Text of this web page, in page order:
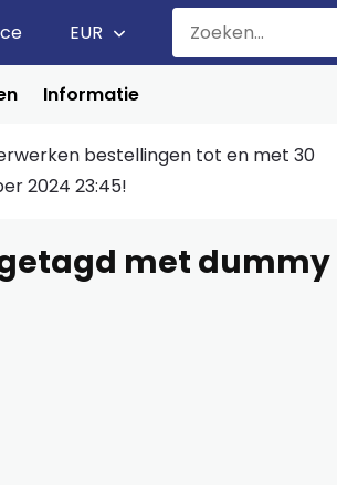
EUR
Informatie
bestellingen tot en met 30
2024 23:45!
met dummy